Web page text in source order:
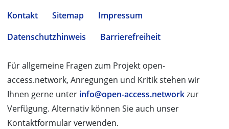
Kontakt Sitemap
Impressum
Datenschutzhinweis
Barrierefreiheit
Für allgemeine Fragen zum Projekt open-
access.network, Anregungen und Kritik stehen wir
Ihnen gerne unter info@open-access.networkzur
Verfügung. Alternativ können Sie auch unser
Kontaktformular verwenden.